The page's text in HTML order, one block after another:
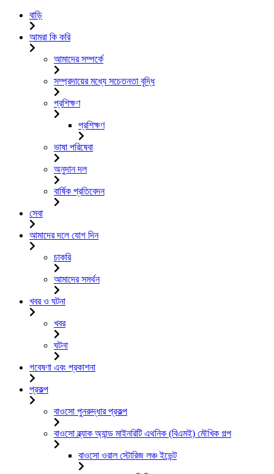
বাড়ি
আমরা কি করি
আমাদের সম্পর্কে
সম্প্রদায়ের মধ্যে সচেতনতা বৃদ্ধি
প্রশিক্ষণ
প্রশিক্ষণ
ভাষা পরিষেবা
অনুদান দল
বার্ষিক প্রতিবেদন
সেবা
আমাদের দলে যোগ দিন
চাকরি
আমাদের সমর্থন
খবর ও ঘটনা
খবর
ঘটনা
গবেষণা এবং প্রকাশনা
প্রকল্প
বাওসো পুনরুদ্ধার প্রকল্প
বাওসো ব্ল্যাক অ্যান্ড মাইনরিটি এথনিক (বিএমই) মৌখিক গল্প
বাওসো ওরাল স্টোরিজ লঞ্চ ইভেন্ট